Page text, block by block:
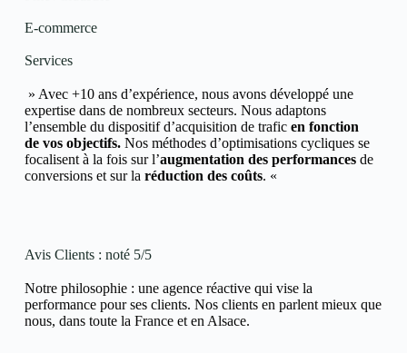
E-commerce
Services
» Avec +10 ans d’expérience, nous avons développé une
expertise dans de nombreux secteurs. Nous adaptons
l’ensemble du dispositif d’acquisition de trafic en fonction
de vos objectifs.Nos méthodes d’optimisations cycliques se
focalisent à la fois sur l’augmentation des performancesde
conversions et sur la réduction des coûts. «
Avis Clients : noté 5/5
Notre philosophie : une agence réactive qui vise la
performance pour ses clients. Nos clients en parlent mieux que
nous, dans toute la France et en Alsace.